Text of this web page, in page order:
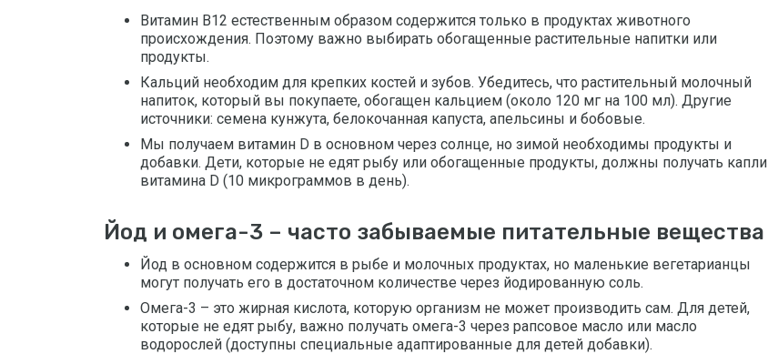
Витамин B12 естественным образом содержится только в продуктах животного
происхождения. Поэтому важно выбирать обогащенные растительные напитки или
продукты.
Кальций необходим для крепких костей и зубов. Убедитесь, что растительный молочный
напиток, который вы покупаете, обогащен кальцием (около 120 мг на 100 мл). Другие
источники: семена кунжута, белокочанная капуста, апельсины и бобовые.
Мы получаем витамин D в основном через солнце, но зимой необходимы продукты и
добавки. Дети, которые не едят рыбу или обогащенные продукты, должны получать капли
витамина D (10 микрограммов в день).
Йод и омега-3 – часто забываемые питательные вещества
Йод в основном содержится в рыбе и молочных продуктах, но маленькие вегетарианцы
могут получать его в достаточном количестве через йодированную соль.
Омега-3 – это жирная кислота, которую организм не может производить сам. Для детей,
которые не едят рыбу, важно получать омега-3 через рапсовое масло или масло
водорослей (доступны специальные адаптированные для детей добавки).